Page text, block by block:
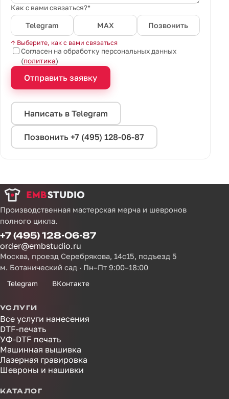
Как с вами связаться?*
Telegram MAX Позвонить
↑ Выберите, как с вами связаться
Согласен на обработку персональных данных
(политика)
Отправить заявку
Написать в Telegram
Позвонить +7 (495) 128-06-87
Производственная мастерская мерча и шевронов
полного цикла.
+7 (495) 128-06-87
order@embstudio.ru
Москва, проезд Серебрякова, 14с15, подъезд 5
м. Ботанический сад · Пн–Пт 9:00–18:00
Telegram ВКонтакте
УСЛУГИ
Все услуги нанесения
DTF-печать
УФ-DTF печать
Машинная вышивка
Лазерная гравировка
Шевроны и нашивки
КАТАЛОГ